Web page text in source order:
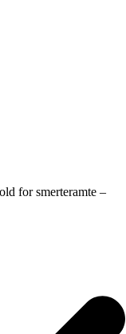
for smerteramte –